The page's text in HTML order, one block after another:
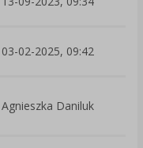
03-02-2025, 09:42
Agnieszka Daniluk